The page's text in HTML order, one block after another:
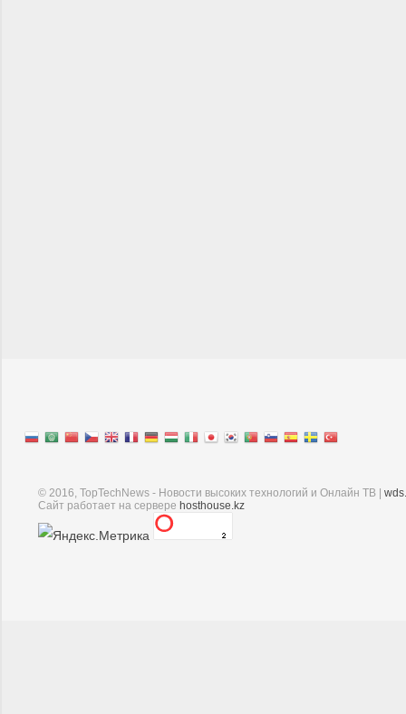
© 2016, TopTechNews - Новости высоких технологий и Онлайн ТВ |
Cайт работает на сервере hosthouse.kz